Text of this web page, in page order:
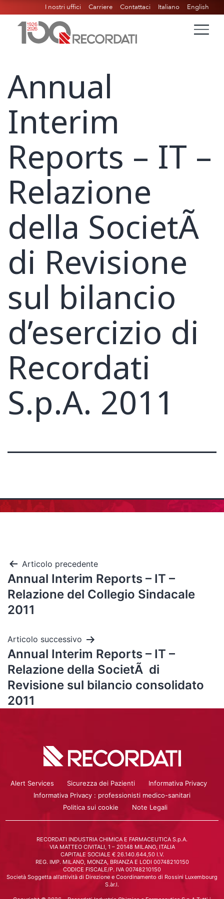
I nostri uffici Carriere Contattaci Italiano English
Annual
Interim
Reports – IT –
Relazione
della SocietÃ
di Revisione
sul bilancio
d’esercizio di
Recordati
S.p.A. 2011
Articolo precedente
Annual Interim Reports – IT –
Relazione del Collegio Sindacale
2011
Articolo successivo
Annual Interim Reports – IT –
Relazione della SocietÃ di
Revisione sul bilancio consolidato
2011
Alert Services Sicurezza dei Pazienti
Informativa Privacy
Informativa Privacy : professionisti medico-sanitari
Politica sui cookie
Note Legali
RECORDATI INDUSTRIA CHIMICA E FARMACEUTICA S.p.A.
VIA MATTEO CIVITALI, 1 – 20148 MILANO, ITALIA
CAPITALE SOCIALE € 26.140.644,50 I.V.
REG. IMP. MILANO, MONZA, BRIANZA E LODI 00748210150
CODICE FISCALE/P. IVA 00748210150
Società Soggetta all’attività di Direzione e Coordinamento di Rossini Luxembourg
S.àr.l.